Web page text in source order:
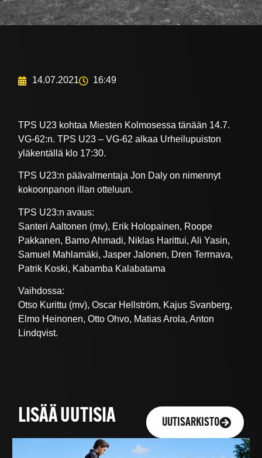
14.07.2021 16:49
TPS U23 kohtaa Miesten Kolmosessa tänään 14.7.
VG-62:n. TPS U23 – VG-62 alkaa Urheilupuiston
yläkentällä klo 17:30.
TPS U23:n päävalmentaja Jon Daly on nimennyt
kokoonpanon illan otteluun.
TPS U23:n avaus:
Santeri Aaltonen (mv), Erik Holopainen, Roope
Pakkanen, Bamo Ahmadi, Niklas Harittui, Ali Yasin,
Samuel Mahlamäki, Jasper Jalonen, Dren Terrnava,
Patrik Koski, Kabamba Kalabatama
Vaihdossa:
Otso Kurittu (mv), Oscar Hellström, Kajus Svanberg,
Elmo Heinonen, Otto Ohvo, Matias Arola, Anton
Lindqvist.
LISÄÄ UUTISIA UUTISARKISTO